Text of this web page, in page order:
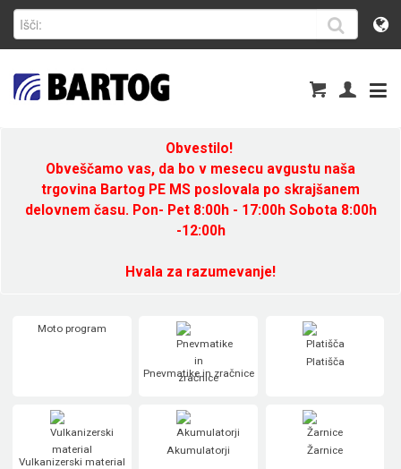
Obvestilo!
Obveščamo vas, da bo v mesecu avgustu naša
trgovina Bartog PE MS poslovala po skrajšanem
delovnem času. Pon- Pet 8:00h - 17:00h Sobota 8:00h
-12:00h
Hvala za razumevanje!
Moto program
Pnevmatike in zračnice
Platišča
Vulkanizerski material
Akumulatorji Žarnice